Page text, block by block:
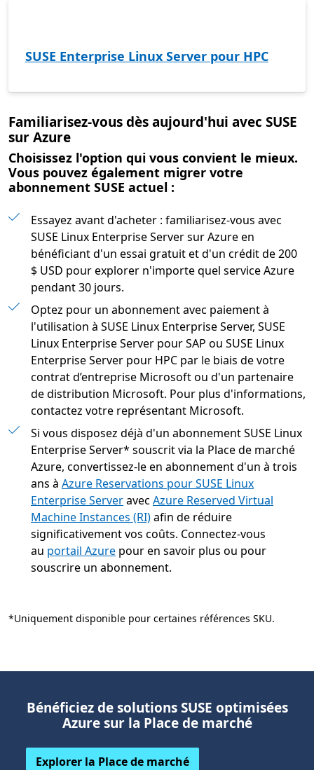
SUSE Enterprise Linux Server pour HPC
Familiarisez-vous dès aujourd'hui avec SUSE
sur Azure
Choisissez l'option qui vous convient le mieux.
Vous pouvez également migrer votre
abonnement SUSE actuel :
Essayez avant d'acheter : familiarisez-vous avec
SUSE Linux Enterprise Server sur Azure en
bénéficiant d'un essai gratuit et d'un crédit de 200
$ USD pour explorer n'importe quel service Azure
pendant 30 jours.
Optez pour un abonnement avec paiement à
l'utilisation à SUSE Linux Enterprise Server, SUSE
Linux Enterprise Server pour SAP ou SUSE Linux
Enterprise Server pour HPC par le biais de votre
contrat d’entreprise Microsoft ou d'un partenaire
de distribution Microsoft. Pour plus d'informations,
contactez votre représentant Microsoft.
Si vous disposez déjà d'un abonnement SUSE Linux
Enterprise Server* souscrit via la Place de marché
Azure, convertissez-le en abonnement d'un à trois
ans à Azure Reservations pour SUSE Linux
Enterprise Serveravec Azure Reserved Virtual
Machine Instances (RI)afin de réduire
significativement vos coûts. Connectez-vous
au portail Azure pour en savoir plus ou pour
souscrire un abonnement.
*Uniquement disponible pour certaines références SKU.
Bénéficiez de solutions SUSE optimisées
Azure sur la Place de marché
Explorer la Place de marché